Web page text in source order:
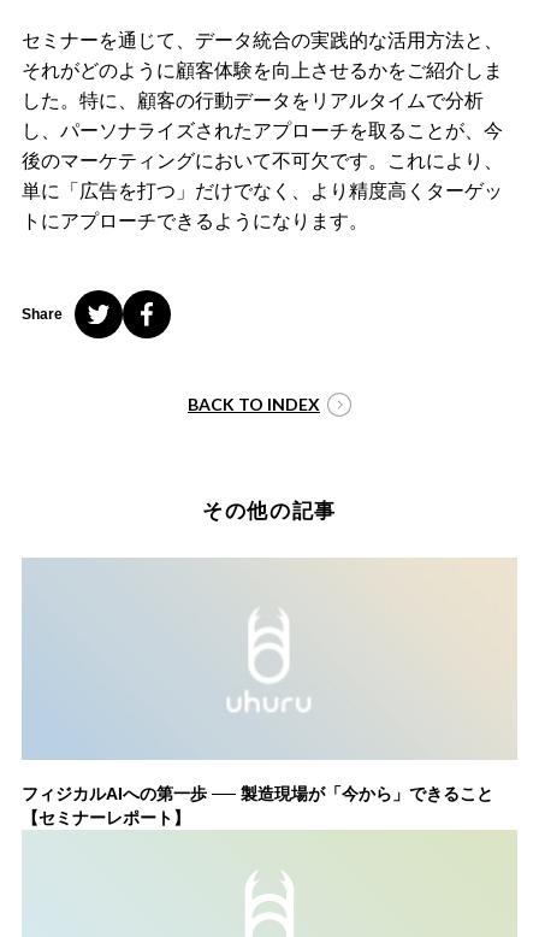
セミナーを通じて、データ統合の実践的な活用方法と、
それがどのように顧客体験を向上させるかをご紹介しま
した。特に、顧客の行動データをリアルタイムで分析
し、パーソナライズされたアプローチを取ることが、今
後のマーケティングにおいて不可欠です。これにより、
単に「広告を打つ」だけでなく、より精度高くターゲッ
トにアプローチできるようになります。
Share
BACK TO INDEX
その他の記事
フィジカルAIへの第一歩 ── 製造現場が「今から」できること
【セミナーレポート】